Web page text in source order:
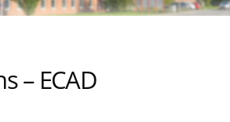
– ECAD